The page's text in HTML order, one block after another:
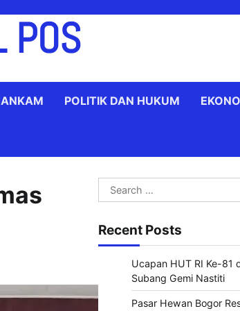
POS
POLITIK DAN HUKUM
Search
for:
Recent Posts
Ucapan HUT RI Ke-81
Subang Gemi Nastiti
Pasar Hewan Bogor